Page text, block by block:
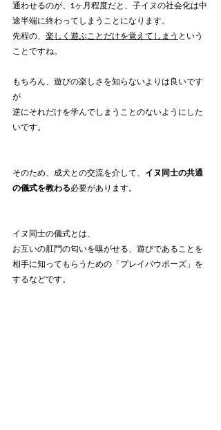
通わせるのが、1ヶ月程度だと、子イヌの社会化は中
途半端に終わってしまうことになります。
先程の、 楽しく遊ぶことだけを覚えてしまう という
ことですね。
もちろん、遊びの楽しさを知らないよりは良いです
が
逆にそれだけを学んでしまうことのないようにした
いです。
そのため、成犬との交流を介して、 イヌ同士の共通
の儀式を教わる必要があります。
イヌ同士の儀式とは、
お互いの肛門の匂いを嗅がせる、遊びであることを
相手に知ってもらうための「プレイバウポーズ」を
するなどです。